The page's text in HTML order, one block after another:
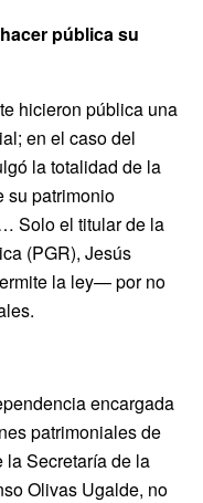
pública su
hicieron pública una
en el caso del
la totalidad de la
su patrimonio
Solo el titular de la
(PGR), Jesús
la ley— por no
encargada
patrimoniales de
la Secretaría de la
Olivas Ugalde, no